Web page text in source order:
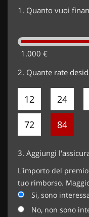
1. Quanto vuoi
1.000 €
2. Quante rate
12 24
72 84
3. Aggiungi
L'importo del
tuo rimborso.
Si, sono
No, non sono